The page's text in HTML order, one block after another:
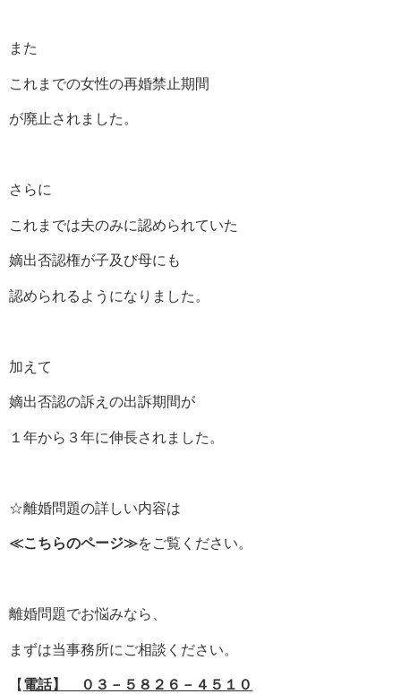
また
これまでの女性の再婚禁止期間
が廃止されました。
さらに
これまでは夫のみに認められていた
嫡出否認権が子及び母にも
認められるようになりました。
加えて
嫡出否認の訴えの出訴期間が
１年から３年に伸長されました。
☆離婚問題の詳しい内容は
≪こちらのページ≫をご覧ください。
離婚問題でお悩みなら、
まずは当事務所にご相談ください。
【 電話】 ０３－５８２６－４５１０